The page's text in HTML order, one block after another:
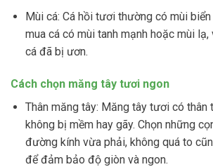
Mùi cá: Cá hồi tươi thường có mùi biển
mua cá có mùi tanh mạnh hoặc mùi
cá đã bị ươn.
Cách chọn măng tây tươi ngon
Thân măng tây: Măng tây tươi có thân
không bị mềm hay gãy. Chọn những
đường kính vừa phải, không quá to
để đảm bảo độ giòn và ngon.